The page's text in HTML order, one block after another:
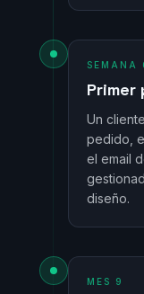
SEMANA
Un
pedido,
el email
diseño.
MES 9